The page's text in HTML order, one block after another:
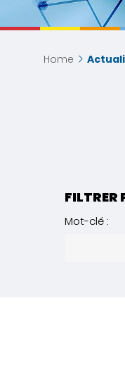
Home
FILTRER
Mot-clé :